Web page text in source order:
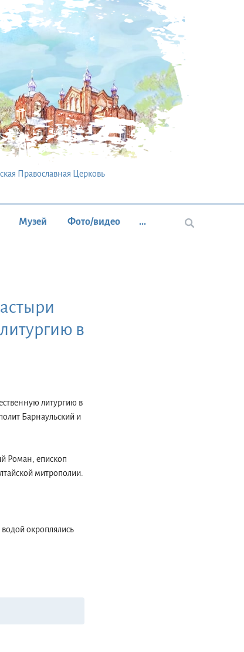
Православная Церковь
Музей Фото/видео ...
в
литургию в
Барнаульский и
Роман, епископ
митрополии.
окроплялись